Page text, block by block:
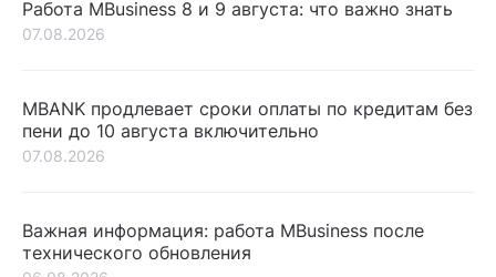
Работа MBusiness 8 и 9 августа: что важно знать
07.08.2026
MBANK продлевает сроки оплаты по кредитам без
пени до 10 августа включительно
07.08.2026
Важная информация: работа MBusiness после
технического обновления